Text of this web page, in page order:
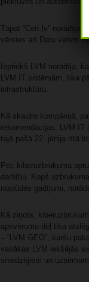
Tāpat “Cert.lv”
vērsies arī Datu valsts
Iepriekš LVM norādīja,
LVM IT sistēmām, tika
infrastruktūru.
Kā skaidro kompānijā,
rekomendācijas, LVM
tajā pašā 22. jūnija rītā
Pēc kiberuzbrukuma
darbību. Kopš
noplūdes gadījumi,
Kā ziņots,
apsvērumu dēļ tika
– “LVM GEO”, karšu
vairākas LVM iekšējās
sniedzējiem un